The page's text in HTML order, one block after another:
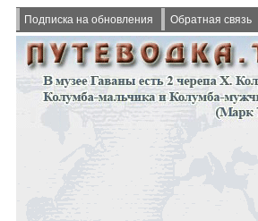
Подписка на обновления Обратная связь